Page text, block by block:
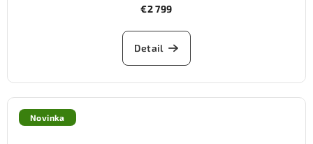
€2 799
Detail
Novinka